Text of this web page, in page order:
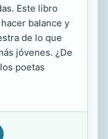
Este libro
balance y
de lo que
jóvenes. ¿De
poetas